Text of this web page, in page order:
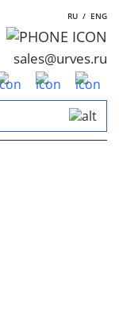
RU / ENG
sales@urves.ru